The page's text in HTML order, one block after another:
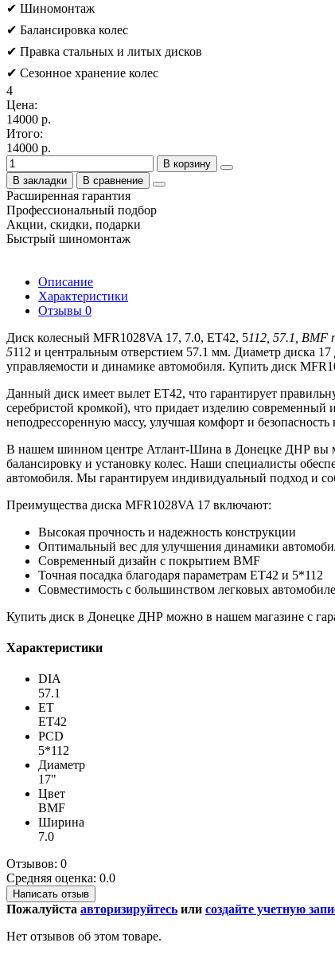
✔ Шиномонтаж
✔ Балансировка колес
✔ Правка стальных и литых дисков
✔ Сезонное хранение колес
4
Цена:
14000 р.
Итого:
14000 р.
В корзину
В закладки
В сравнение
Расширенная гарантия
Профессиональный подбор
Акции, скидки, подарки
Быстрый шиномонтаж
Описание
Характеристики
Отзывы 0
Диск колесный MFR1028VA 17, 7.0, ET42, 5112, 57.1, BMF
5112 и центральным отверстием 57.1 мм. Диаметр диска
управляемости и динамике автомобиля. Купить диск
Данный диск имеет вылет ET42, что гарантирует
серебристой кромкой), что придает изделию
неподрессоренную массу, улучшая комфорт и безопасность
В нашем шинном центре Атлант-Шина в Донецке ДНР вы
балансировку и установку колес. Наши специалисты
автомобиля. Мы гарантируем индивидуальный подход и
Преимущества диска MFR1028VA 17 включают:
Высокая прочность и надежность конструкции
Оптимальный вес для улучшения динамики
Современный дизайн с покрытием BMF
Точная посадка благодаря параметрам ET42 и 5*112
Совместимость с большинством легковых
Купить диск в Донецке ДНР можно в нашем магазине с
Характеристики
DIA
57.1
ET
ET42
PCD
5*112
Диаметр
17"
Цвет
BMF
Ширина
7.0
Отзывов: 0
Средняя оценка: 0.0
Написать отзыв
Пожалуйста авторизируйтесь или создайте учетную
Нет отзывов об этом товаре.